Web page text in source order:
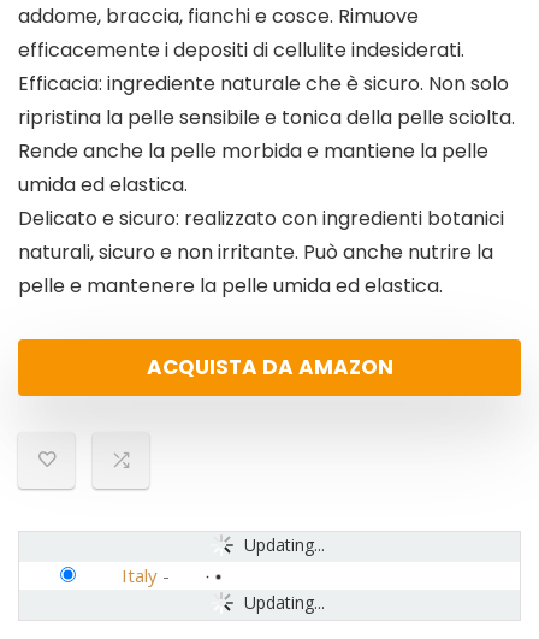
addome, braccia, fianchi e cosce. Rimuove
efficacemente i depositi di cellulite indesiderati.
Efficacia: ingrediente naturale che è sicuro. Non solo
ripristina la pelle sensibile e tonica della pelle sciolta.
Rende anche la pelle morbida e mantiene la pelle
umida ed elastica.
Delicato e sicuro: realizzato con ingredienti botanici
naturali, sicuro e non irritante. Può anche nutrire la
pelle e mantenere la pelle umida ed elastica.
ACQUISTA DA AMAZON
Updating...
Updating...
Italy -